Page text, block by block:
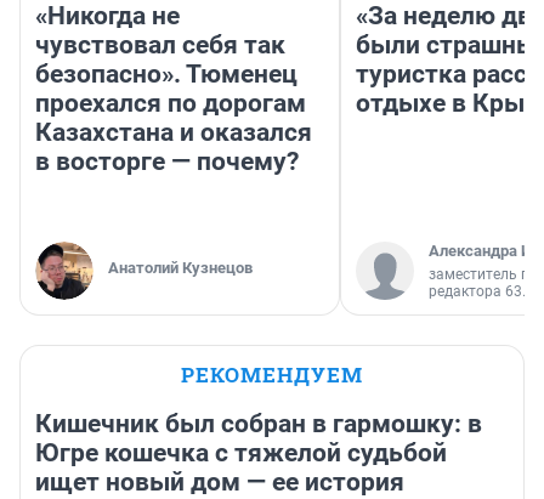
«Никогда не
чувствовал себя так
безопасно». Тюменец
проехался по дорогам
Казахстана и оказался
в восторге — почему?
Анатолий Кузнецов
«За неделю
были
туристка
отдыхе в
Александра
заместитель
редактора 63.RU
РЕКОМЕНДУЕМ
Кишечник был собран в гармошку: в
Югре кошечка с тяжелой судьбой
ищет новый дом — ее история